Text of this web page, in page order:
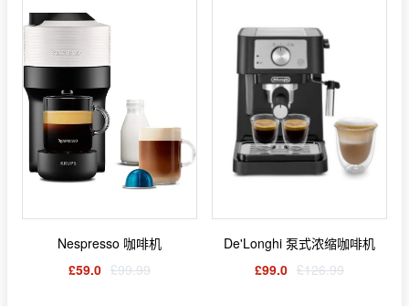
Nespresso 咖啡机
£59.0 £99.99
De'Longhi 泵式浓缩咖啡机
£99.0 £126.99